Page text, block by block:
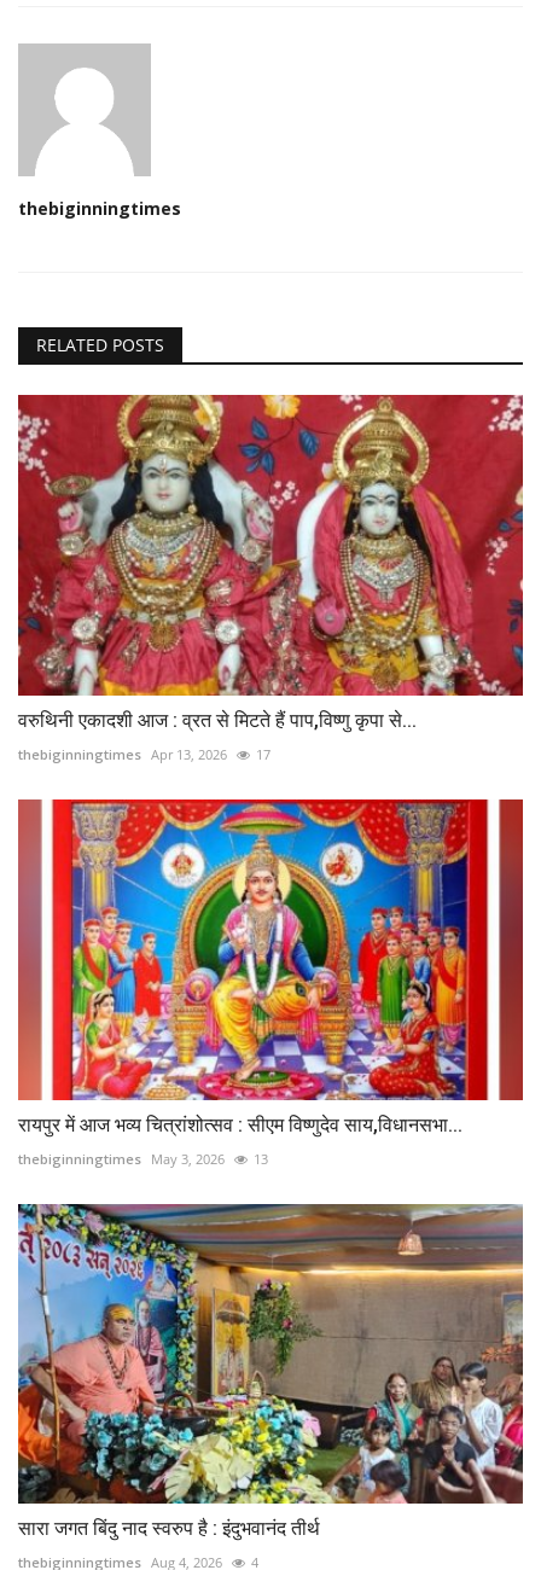
thebiginningtimes
RELATED POSTS
वरुथिनी एकादशी आज : व्रत से मिटते हैं पाप,विष्णु कृपा से...
thebiginningtimes Apr 13, 2026 17
रायपुर में आज भव्य चित्रांशोत्सव : सीएम विष्णुदेव साय,विधानसभा...
thebiginningtimes May 3, 2026 13
सारा जगत बिंदु नाद स्वरुप है : इंदुभवानंद तीर्थ
thebiginningtimes Aug 4, 2026 4